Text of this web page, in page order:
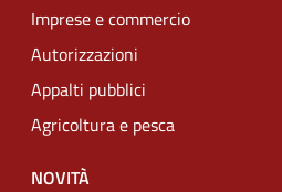
Imprese e commercio
Autorizzazioni
Appalti pubblici
Agricoltura e pesca
NOVITÀ